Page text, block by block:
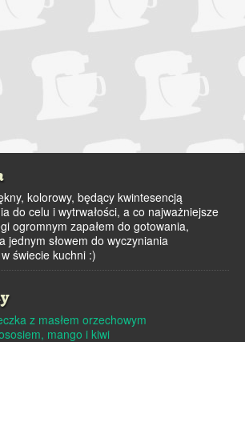
kolorowy, będący kwintesencją
do celu i wytrwałości, a co najważniejsze
ogromnym zapałem do gotowania,
jednym słowem do wyczyniania
świecie kuchni :)
z masłem orzechowym
mango i kiwi